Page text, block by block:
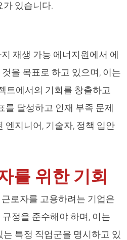
가 있습니다.
재생 가능 에너지원에서 에
을 목표로 하고 있으며, 이는
트에서의 기회를 창출하고
를 달성하고 인재 부족 문제
엔지니어, 기술자, 정책 입안
를 위한 기회
로자를 고용하려는 기업은
정을 준수해야 하며, 이는
특정 직업군을 명시하고 있